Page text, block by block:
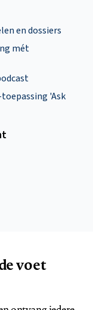
en dossiers
mét
'Ask
voet